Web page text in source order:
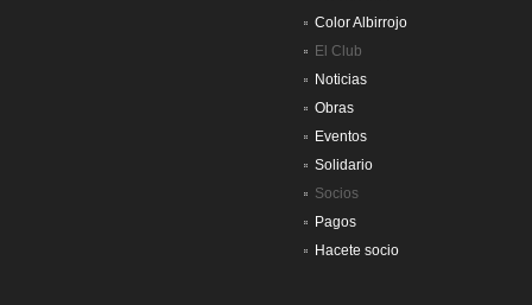
Color Albirrojo
El Club
Noticias
Obras
Eventos
Solidario
Socios
Pagos
Hacete socio